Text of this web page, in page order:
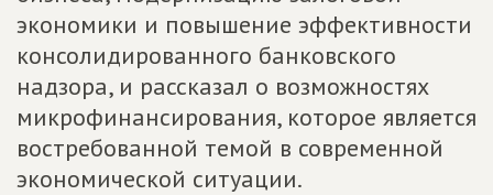
экономики и повышение эффективности
консолидированного банковского
надзора, и рассказал о возможностях
микрофинансирования, которое является
востребованной темой в современной
экономической ситуации.